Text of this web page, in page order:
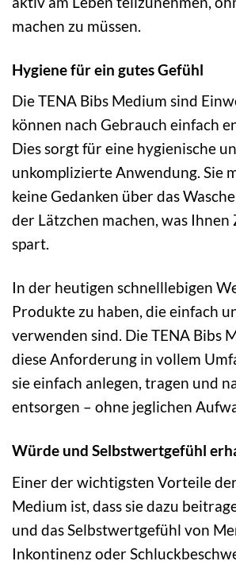
machen zu müssen.
Hygiene für ein gutes Gefühl
Die TENA Bibs Medium sind
können nach Gebrauch einfach
Dies sorgt für eine hygienische
unkomplizierte Anwendung. Sie
keine Gedanken über das
der Lätzchen machen, was
spart.
In der heutigen schnelllebigen
Produkte zu haben, die einfach
verwenden sind. Die TENA Bibs
diese Anforderung in vollem
sie einfach anlegen, tragen und
entsorgen – ohne jeglichen
Würde und Selbstwertgefühl
Einer der wichtigsten Vorteile
Medium ist, dass sie dazu
und das Selbstwertgefühl von
Inkontinenz oder